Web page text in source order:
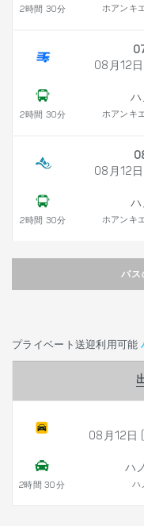
2時間 30分 ホアンキ
2時間 30分
08月12
ハ
ホアンキ
2時間 30分
08月12
ハ
ホアンキ
バス
プライベート送迎利用可能
2時間 30分
08月12日
ハ
ハ